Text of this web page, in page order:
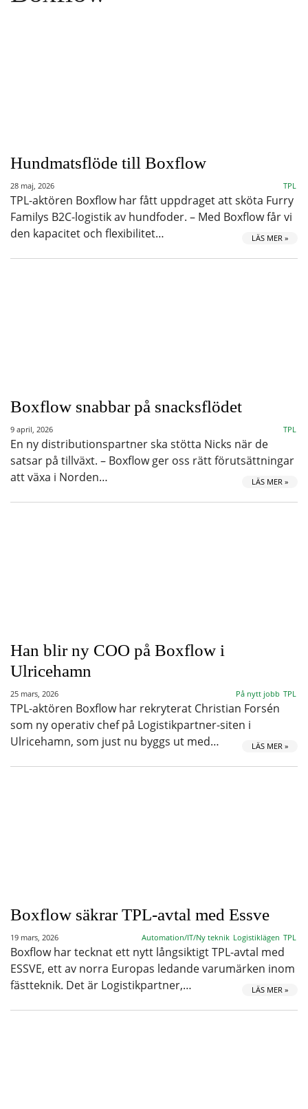
Hundmatsflöde till Boxflow
28 maj, 2026 TPL
TPL-aktören Boxflow har fått uppdraget att sköta Furry
Familys B2C-logistik av hundfoder. – Med Boxflow får vi
den kapacitet och flexibilitet…
LÄS MER »
Boxflow snabbar på snacksflödet
9 april, 2026 TPL
En ny distributionspartner ska stötta Nicks när de
satsar på tillväxt. – Boxflow ger oss rätt förutsättningar
att växa i Norden…
LÄS MER »
Han blir ny COO på Boxflow i
Ulricehamn
25 mars, 2026 På nytt jobb TPL
TPL-aktören Boxflow har rekryterat Christian Forsén
som ny operativ chef på Logistikpartner-siten i
Ulricehamn, som just nu byggs ut med…
LÄS MER »
Boxflow säkrar TPL-avtal med Essve
19 mars, 2026 Automation/IT/Ny teknik Logistiklägen TPL
Boxflow har tecknat ett nytt långsiktigt TPL-avtal med
ESSVE, ett av norra Europas ledande varumärken inom
fästteknik. Det är Logistikpartner,…
LÄS MER »